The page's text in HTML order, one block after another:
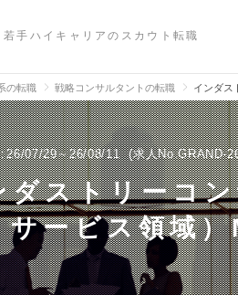
若手ハイキャリアのスカウト転職
の転職 戦略コンサルタントの転職 インダス
26/07/29～26/08/11 求人No.GRAND-
ダストリーコ
サービス領域